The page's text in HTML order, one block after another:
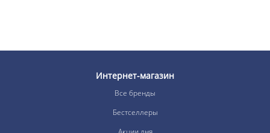
Интернет-магазин
Все бренды
Бестселлеры